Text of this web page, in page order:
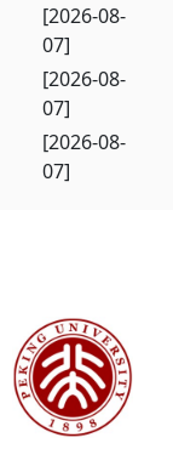
[2026-08-
07]
[2026-08-
07]
[2026-08-
07]